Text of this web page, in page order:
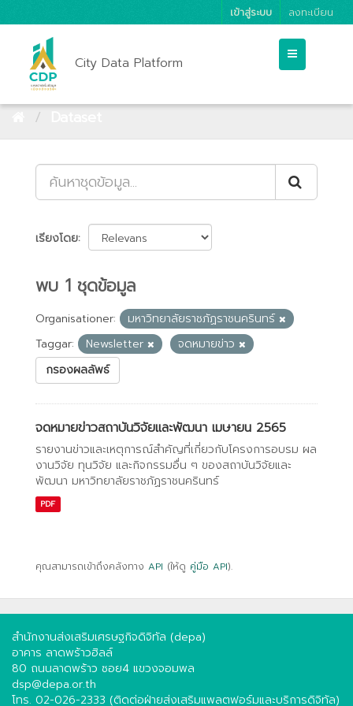
เข้าสู่ระบบ ลงทะเบียน
City Data Platform
เรียงโดย
พบ 1 ชุดข้อมูล
Organisationer:
มหาวิทยาลัยราชภัฏราชนครินทร์
Taggar:
Newsletter
จดหมายข่าว
กรองผลลัพธ์
จดหมายข่าวสถาบันวิจัยและพัฒนา เมษายน 2565
รายงานข่าวและเหตุการณ์สำคัญที่เกี่ยวกับโครงการอบรม ผล
งานวิจัย ทุนวิจัย และกิจกรรมอื่น ๆ ของสถาบันวิจัยและ
พัฒนา มหาวิทยาลัยราชภัฏราชนครินทร์
PDF
คุณสามารถเข้าถึงคลังทาง API (ให้ดู คู่มือ API).
สำนักงานส่งเสริมเศรษฐกิจดิจิทัล (depa)
อาคาร ลาดพร้าวฮิลล์
80 ถนนลาดพร้าว ซอย4 แขวงจอมพล
dsp@depa.or.th
โทร. 02-026-2333 (ติดต่อฝ่ายส่งเสริมแพลตฟอร์มและบริการดิจิทัล)